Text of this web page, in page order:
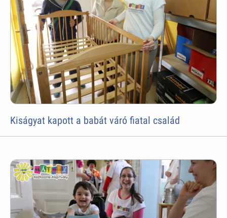
Kiságyat kapott a babát váró fiatal család